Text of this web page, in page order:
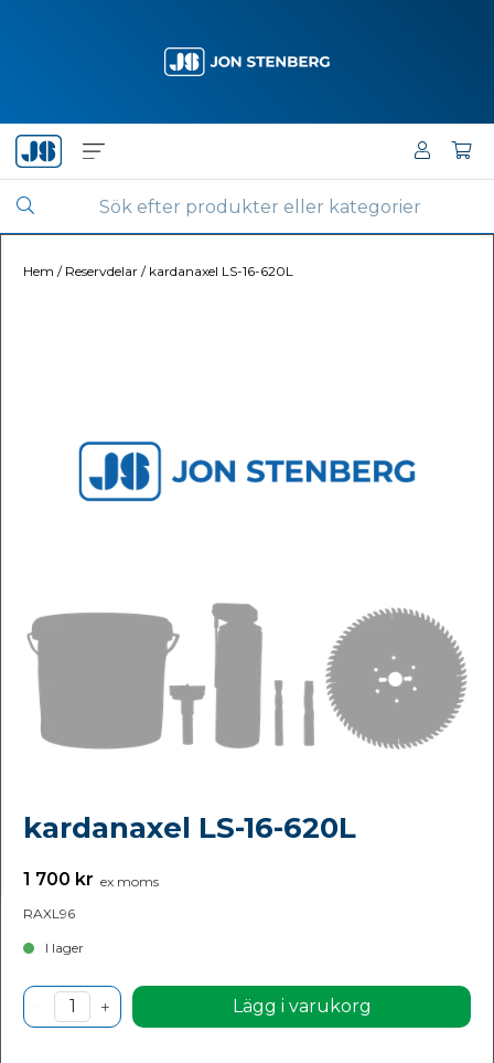
Hem / Reservdelar / kardanaxel LS-16-620L
kardanaxel LS-16-620L
1 700 kr ex moms
RAXL96
I lager
Lägg i varukorg